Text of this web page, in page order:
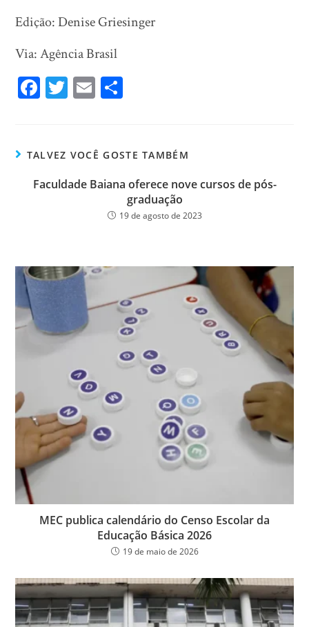
Edição: Denise Griesinger
Via: Agência Brasil
Fa
ok
T
er
E
TALVEZ VOCÊ GOSTE TAMBÉM
Faculdade Baiana oferece nove cursos de pós-
graduação
19 de agosto de 2023
MEC publica calendário do Censo Escolar da
Educação Básica 2026
19 de maio de 2026